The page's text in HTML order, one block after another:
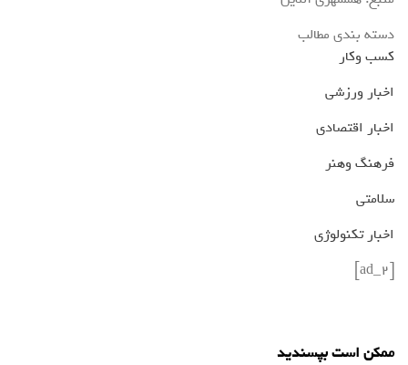
دسته بندی مطالب
کسب وکار
اخبار ورزشی
اخبار اقتصادی
فرهنگ وهنر
سلامتی
اخبار تکنولوژی
[ad_2]
ممکن است بپسندید